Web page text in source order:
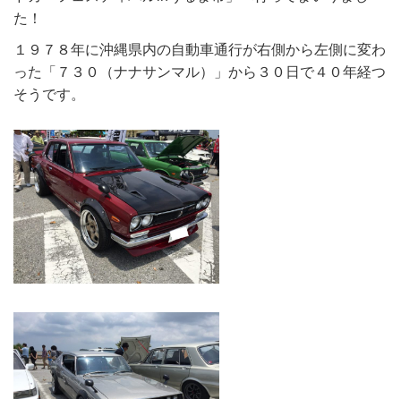
た！
１９７８年に沖縄県内の自動車通行が右側から左側に変わ
った「７３０（ナナサンマル）」から３０日で４０年経つ
そうです。